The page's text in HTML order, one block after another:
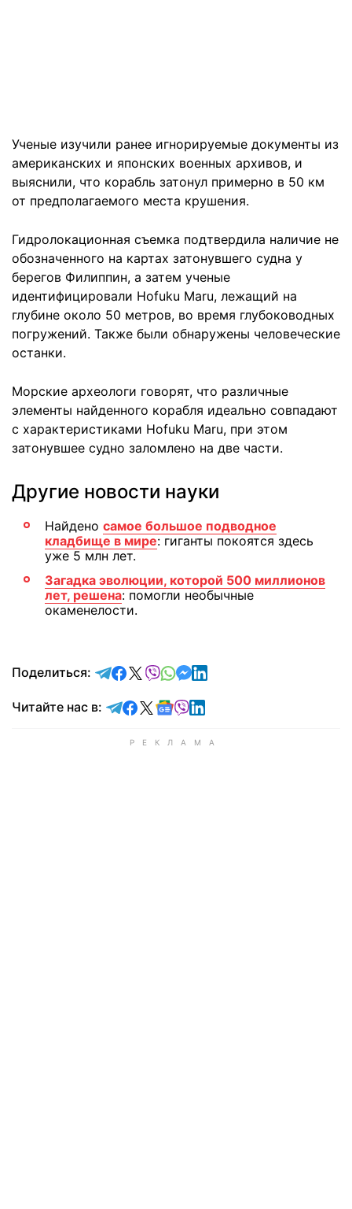
Ученые изучили ранее игнорируемые документы из
американских и японских военных архивов, и
выяснили, что корабль затонул примерно в 50 км
от предполагаемого места крушения.
Гидролокационная съемка подтвердила наличие не
обозначенного на картах затонувшего судна у
берегов Филиппин, а затем ученые
идентифицировали Hofuku Maru, лежащий на
глубине около 50 метров, во время глубоководных
погружений. Также были обнаружены человеческие
останки.
Морские археологи говорят, что различные
элементы найденного корабля идеально совпадают
с характеристиками Hofuku Maru, при этом
затонувшее судно заломлено на две части.
Другие новости науки
Найдено самое большое подводное
кладбище в мире: гиганты покоятся здесь
уже 5 млн лет.
Загадка эволюции, которой 500 миллионов
лет, решена: помогли необычные
окаменелости.
Поделиться: отправить в Telegram
поделиться в Facebook
поделиться в X
отправить в Viber
отправить в Whatsapp
отправить в Messenger
отправить в LinkedIn
Читайте нас в: Читайте в Telegram
Читайте в Facebook
Читайте в X
Читайте в Google news
Читайте в Viber
Читайте в LinkedIn